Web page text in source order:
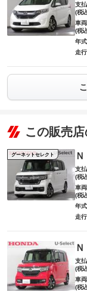
支
(税
車
(税
年式
走行
この販売
グーネットセレクト
支
(税
車
(税
年式
走行
支
(税
車
(税